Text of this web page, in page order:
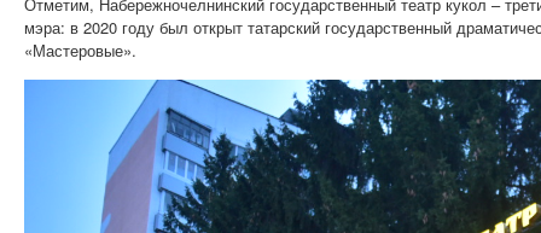
Отметим, Набережночелнинский государственный театр кукол –
мэра: в 2020 году был открыт татарский государственный
«Мастеровые».